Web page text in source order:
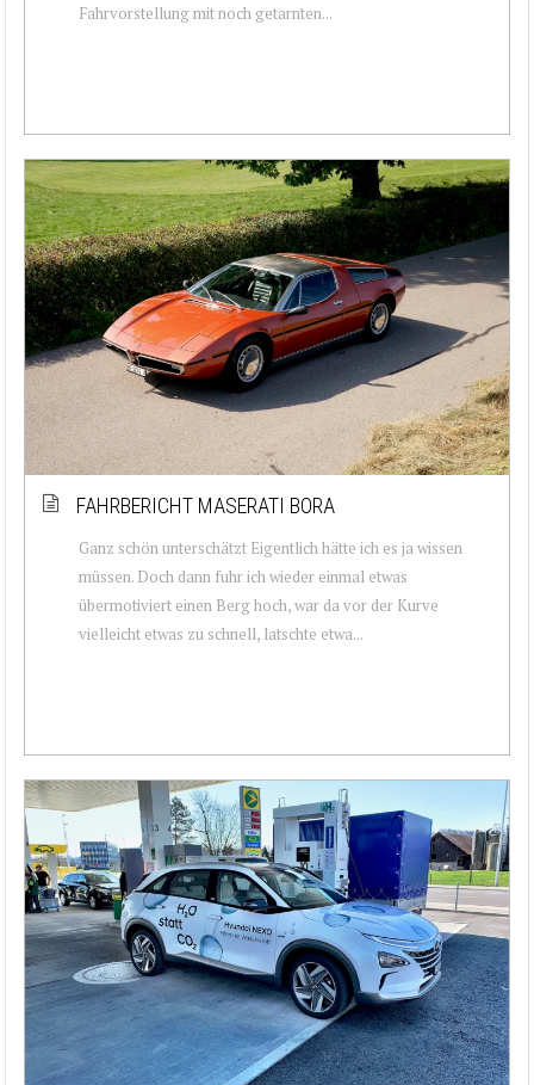
Fahrvorstellung mit noch getarnten...
FAHRBERICHT MASERATI BORA
Ganz schön unterschätzt Eigentlich hätte ich es ja wissen
müssen. Doch dann fuhr ich wieder einmal etwas
übermotiviert einen Berg hoch, war da vor der Kurve
vielleicht etwas zu schnell, latschte etwa...